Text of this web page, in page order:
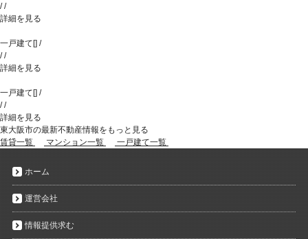
//
詳細を見る
一戸建て [] /
//
詳細を見る
一戸建て [] /
//
詳細を見る
東大阪市の最新不動産情報をもっと見る
賃貸一覧
マンション一覧 一戸建て一覧
ホーム
運営会社
情報提供求む